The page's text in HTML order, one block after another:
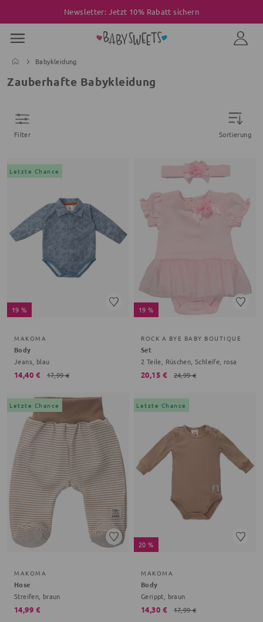
Newsletter: Jetzt 10% Rabatt sichern
Babykleidung
Zauberhafte Babykleidung
Filter Sortierung
Letzte Chance
19 %
MAKOMA
Body
Jeans, blau
14,40 € 17,99 €
19 %
ROCK A BYE BABY BOUTIQUE
Set
2 Teile, Rüschen, Schleife, rosa
20,15 € 24,99 €
Letzte Chance
MAKOMA
Hose
Streifen, braun
14,99 €
Letzte Chance
20 %
MAKOMA
Body
Gerippt, braun
14,30 € 17,99 €